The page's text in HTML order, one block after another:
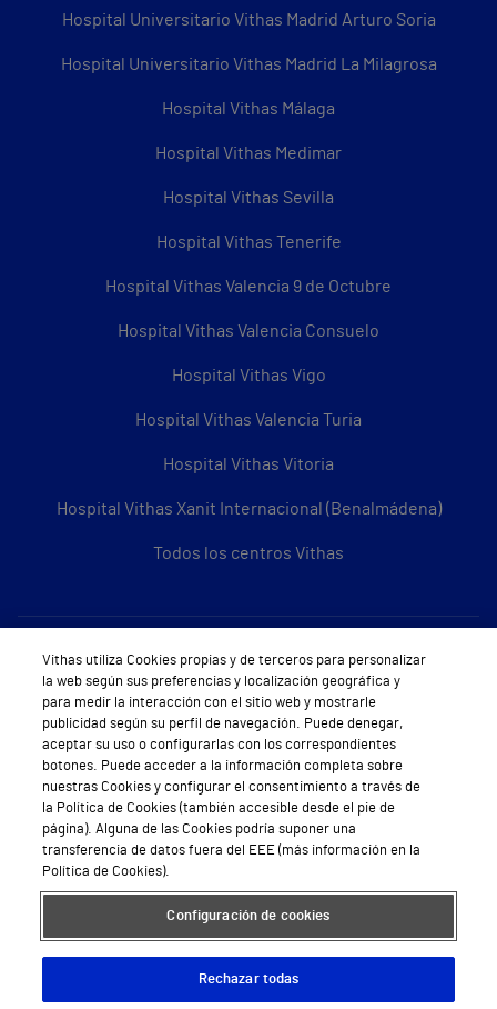
Hospital Universitario Vithas Madrid Arturo Soria
Hospital Universitario Vithas Madrid La Milagrosa
Hospital Vithas Málaga
Hospital Vithas Medimar
Hospital Vithas Sevilla
Hospital Vithas Tenerife
Hospital Vithas Valencia 9 de Octubre
Hospital Vithas Valencia Consuelo
Hospital Vithas Vigo
Hospital Vithas Valencia Turia
Hospital Vithas Vitoria
Hospital Vithas Xanit Internacional (Benalmádena)
Todos los centros Vithas
Sobre Vithas
Quiénes somos
Trabajar en Vithas
Teléfono Cita Médica
Teléfono Atención al Cliente
Política de seguridad y salud en el trabajo
Conoce a Supervita
Aviso Legal Política de cookies Política de privacidad Mapa web Protección de datos
Vithas utiliza Cookies propias y de terceros para personalizar
la web según sus preferencias y localización geográfica y
para medir la interacción con el sitio web y mostrarle
publicidad según su perfil de navegación. Puede denegar,
aceptar su uso o configurarlas con los correspondientes
botones. Puede acceder a la información completa sobre
nuestras Cookies y configurar el consentimiento a través de
la Política de Cookies (también accesible desde el pie de
página). Alguna de las Cookies podría suponer una
transferencia de datos fuera del EEE (más información en la
Política de Cookies).
Configuración de cookies
Rechazar todas